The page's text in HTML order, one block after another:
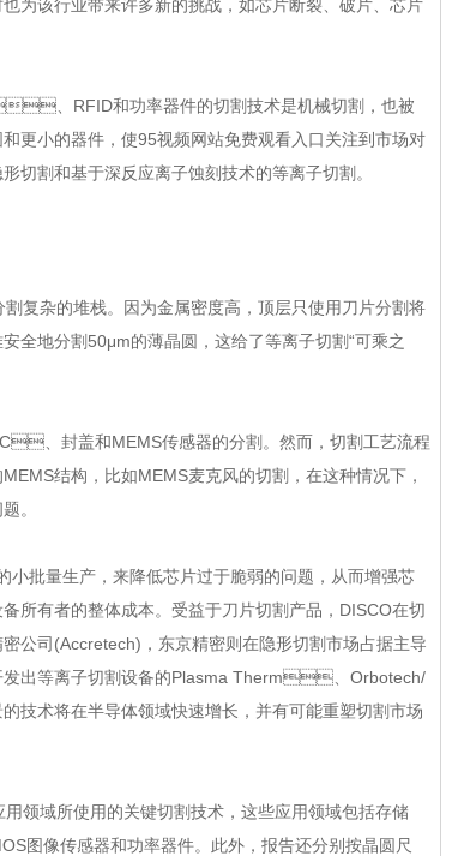
该行业带来许多新的挑战，如芯片断裂、破片、芯片
、RFID和功率器件的切割技术是机械切割，也被
圆和更小的器件，使95视频网站免费观看入口关注到市场对
形切割和基于深反应离子蚀刻技术的等离子切割。
的堆栈。因为金属密度高，顶层只使用刀片分割将
安全地分割50μm的薄晶圆，这给了等离子切割“可乘之
、封盖和MEMS传感器的分割。然而，切割工艺流程
结构，比如MEMS麦克风的切割，在这种情况下，
。
批量生产，来降低芯片过于脆弱的问题，从而增强芯
所有者的整体成本。受益于刀片切割产品，DISCO在切
公司(Accretech)，东京精密则在隐形切割市场占据主导
经开发出等离子切割设备的Plasma Therm、Orbotech/
技术将在半导体领域快速增长，并有可能重塑切割市场
领域所使用的关键切割技术，这些应用领域包括存储
图像传感器和功率器件。此外，报告还分别按晶圆尺